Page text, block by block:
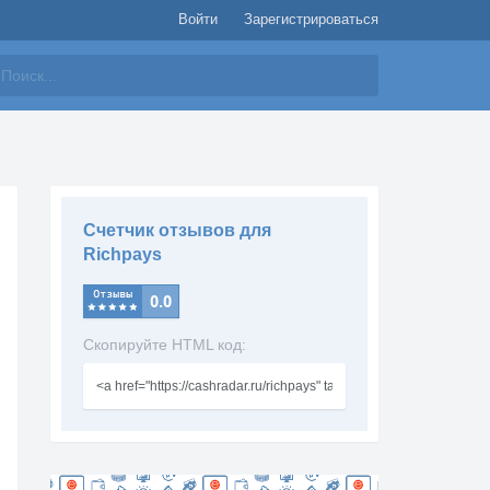
Войти Зарегистрироваться
Счетчик отзывов для
Richpays
Скопируйте HTML код: